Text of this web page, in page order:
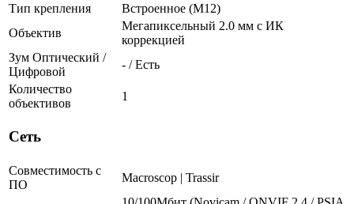
Тип крепления
Встроенное (М12)
Объектив
Мегапиксельный 2.0 мм c ИК
коррекцией
Зум Оптический /
Цифровой
- / Есть
Количество
объективов
1
Сеть
Совместимость с
ПО
Macroscop | Trassir